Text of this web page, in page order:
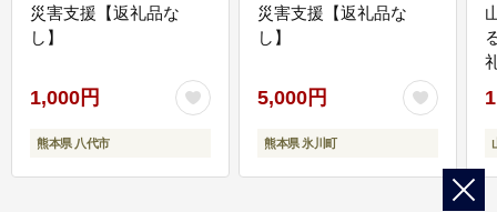
災害支援【返礼品な
し】
1,000円
熊本県 八代市
災害支援【返礼品な
し】
5,000円
熊本県 氷川町